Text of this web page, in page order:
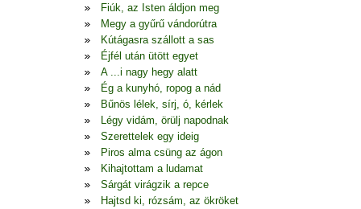
Fiúk, az Isten áldjon meg
Megy a gyűrű vándorútra
Kútágasra szállott a sas
Éjfél után ütött egyet
A ...i nagy hegy alatt
Ég a kunyhó, ropog a nád
Bűnös lélek, sírj, ó, kérlek
Légy vidám, örülj napodnak
Szerettelek egy ideig
Piros alma csüng az ágon
Kihajtottam a ludamat
Sárgát virágzik a repce
Hajtsd ki, rózsám, az ökröket